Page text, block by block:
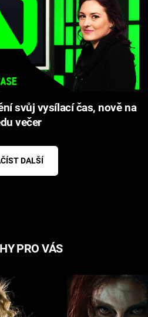
svůj vysílací čas, nově na
večer
DALŠÍ
PRO VÁS